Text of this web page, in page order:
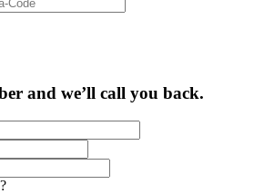
and we’ll call you back.